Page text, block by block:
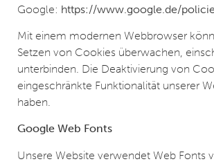
Google: https://www.google.de/
Mit einem modernen Webbrowser
Setzen von Cookies überwachen,
unterbinden. Die Deaktivierung von
eingeschränkte Funktionalität unserer
haben.
Google Web Fonts
Unsere Website verwendet Web Fonts